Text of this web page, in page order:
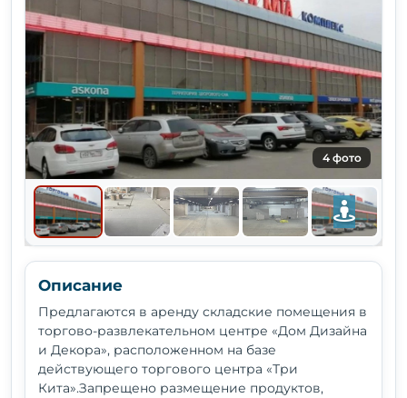
4 фото
Описание
Предлагаются в аренду складские помещения в
торгово-развлекательном центре «Дом Дизайна
и Декора», расположенном на базе
действующего торгового центра «Три
Кита».Запрещено размещение продуктов,